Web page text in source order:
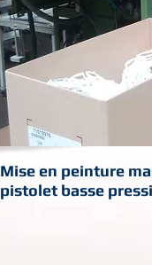
Mise en peinture
pistolet basse